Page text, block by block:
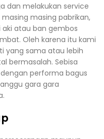
dan melakukan service
masing pabrikan,
aki atau ban gembos
Oleh karena itu kami
yang sama atau lebih
bermasalah. Sebisa
performa bagus
gara gara